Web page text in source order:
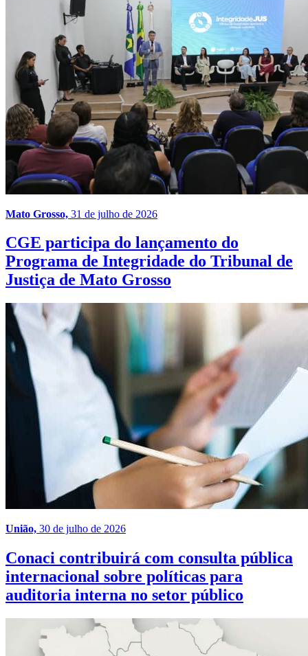
Mato Grosso, 31 de julho de 2026
CGE participa do lançamento do
Programa de Integridade do Tribunal de
Justiça de Mato Grosso
União, 30 de julho de 2026
Conaci contribuirá com consulta pública
internacional sobre políticas para
auditoria interna no setor público